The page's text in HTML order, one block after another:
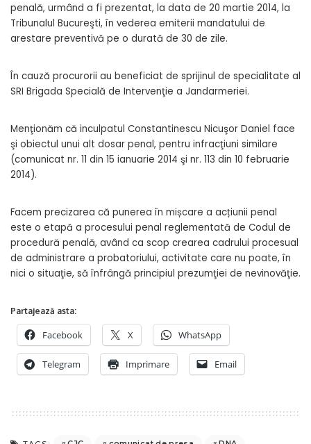
penală, urmând a fi prezentat, la data de 20 martie 2014, la
Tribunalul Bucureşti, în vederea emiterii mandatului de
arestare preventivă pe o durată de 30 de zile.
În cauză procurorii au beneficiat de sprijinul de specialitate al
SRI Brigada Specială de Intervenţie a Jandarmeriei.
Menţionăm că inculpatul Constantinescu Nicuşor Daniel face
şi obiectul unui alt dosar penal, pentru infracţiuni similare
(comunicat nr. 11 din 15 ianuarie 2014 şi nr. 113 din 10 februarie
2014).
Facem precizarea că punerea în mișcare a acțiunii penal
este o etapă a procesului penal reglementată de Codul de
procedură penală, având ca scop crearea cadrului procesual
de administrare a probatoriului, activitate care nu poate, în
nici o situaţie, să înfrângă principiul prezumţiei de nevinovăţie.
Partajează asta:
Facebook X WhatsApp
Telegram Imprimare Email